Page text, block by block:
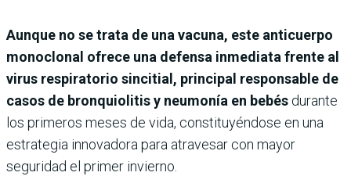
Aunque no se trata de una vacuna, este anticuerpo
monoclonal ofrece una defensa inmediata frente al
virus respiratorio sincitial, principal responsable de
casos de bronquiolitis y neumonía en bebés durante
los primeros meses de vida, constituyéndose en una
estrategia innovadora para atravesar con mayor
seguridad el primer invierno.